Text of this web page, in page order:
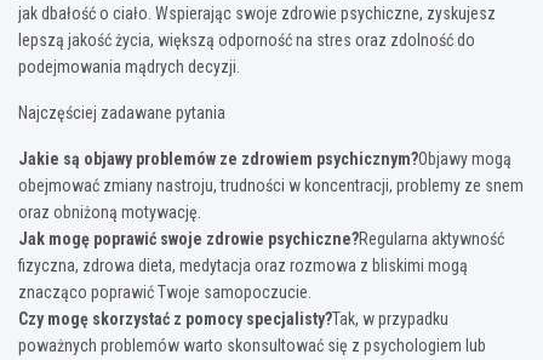
jak dbałość o ciało. Wspierając swoje zdrowie psychiczne, zyskujesz
lepszą jakość życia, większą odporność na stres oraz zdolność do
podejmowania mądrych decyzji.
Najczęściej zadawane pytania
Jakie są objawy problemów ze zdrowiem psychicznym?Objawy mogą
obejmować zmiany nastroju, trudności w koncentracji, problemy ze snem
oraz obniżoną motywację.
Jak mogę poprawić swoje zdrowie psychiczne?Regularna aktywność
fizyczna, zdrowa dieta, medytacja oraz rozmowa z bliskimi mogą
znacząco poprawić Twoje samopoczucie.
Czy mogę skorzystać z pomocy specjalisty?Tak, w przypadku
poważnych problemów warto skonsultować się z psychologiem lub